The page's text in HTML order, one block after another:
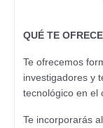
QUÉ TE
Te ofrecemos
investigadores y
tecnológico en el
Te incorporarás